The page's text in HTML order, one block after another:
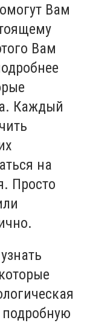
Вам
Вам
Каждый
на
Просто